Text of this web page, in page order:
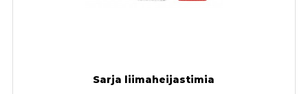
Sarja liimaheijastimia